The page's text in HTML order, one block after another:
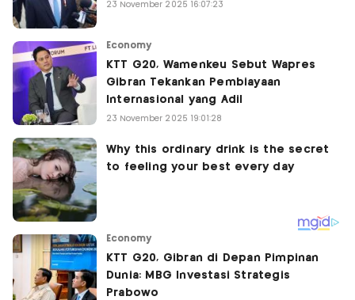
23 November 2025 16:07:23
Economy
KTT G20, Wamenkeu Sebut Wapres
Gibran Tekankan Pembiayaan
Internasional yang Adil
23 November 2025 19:01:28
Economy
KTT G20, Gibran di Depan Pimpinan
Dunia: MBG Investasi Strategis
Prabowo